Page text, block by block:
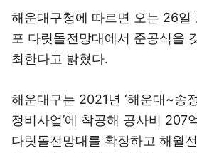
해운대구청에 따르면 오는 26
포 다릿돌전망대에서 준공식을
최한다고 밝혔다.
해운대구는 2021년 ‘해운대~송
정비사업’에 착공해 공사비 207
다릿돌전망대를 확장하고 해월